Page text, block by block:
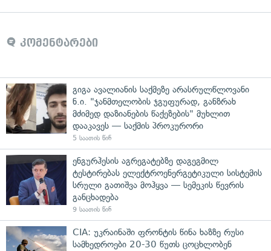
კომენტარები
გიგა ავალიანის საქმეზე არასრულწლოვანი
ნ.ი. "ჯანმთელობის ჯგუფურად, განზრახ
მძიმედ დაზიანების წაქეზების" მუხლით
დააკავეს — საქმის პროკურორი
5 საათის წინ
ენგურჰესის აგრეგატებზე დაგეგმილ
ტესტირებას ელექტროენერგეტიკული სისტემის
სრული გათიშვა მოჰყვა — სემეკის წევრის
განცხადება
9 საათის წინ
CIA: უკრაინაში ფრონტის წინა ხაზზე რუსი
სამხედროები 20-30 წუთს ცოცხლობენ